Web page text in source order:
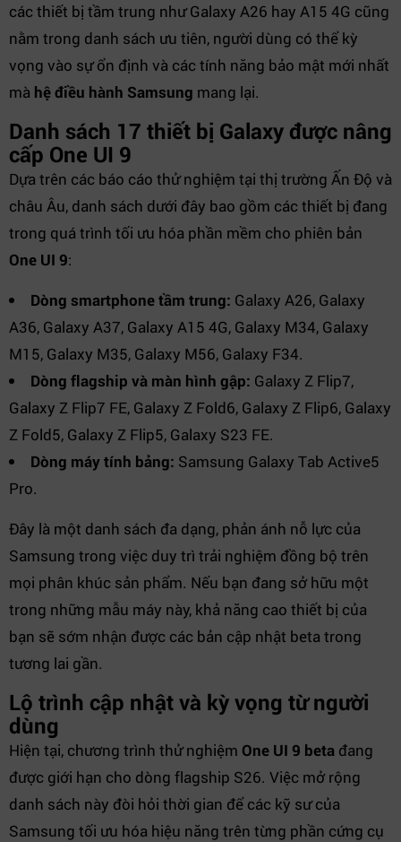
các thiết bị tầm trung như Galaxy A26 hay A15 4G cũng
nằm trong danh sách ưu tiên, người dùng có thể kỳ
vọng vào sự ổn định và các tính năng bảo mật mới nhất
mà hệ điều hành Samsung mang lại.
Danh sách 17 thiết bị Galaxy được nâng
cấp One UI 9
Dựa trên các báo cáo thử nghiệm tại thị trường Ấn Độ và
châu Âu, danh sách dưới đây bao gồm các thiết bị đang
trong quá trình tối ưu hóa phần mềm cho phiên bản
One UI 9:
Dòng smartphone tầm trung: Galaxy A26, Galaxy
A36, Galaxy A37, Galaxy A15 4G, Galaxy M34, Galaxy
M15, Galaxy M35, Galaxy M56, Galaxy F34.
Dòng flagship và màn hình gập: Galaxy Z Flip7,
Galaxy Z Flip7 FE, Galaxy Z Fold6, Galaxy Z Flip6, Galaxy
Z Fold5, Galaxy Z Flip5, Galaxy S23 FE.
Dòng máy tính bảng: Samsung Galaxy Tab Active5
Pro.
Đây là một danh sách đa dạng, phản ánh nỗ lực của
Samsung trong việc duy trì trải nghiệm đồng bộ trên
mọi phân khúc sản phẩm. Nếu bạn đang sở hữu một
trong những mẫu máy này, khả năng cao thiết bị của
bạn sẽ sớm nhận được các bản cập nhật beta trong
tương lai gần.
Lộ trình cập nhật và kỳ vọng từ người
dùng
Hiện tại, chương trình thử nghiệm One UI 9 beta đang
được giới hạn cho dòng flagship S26. Việc mở rộng
danh sách này đòi hỏi thời gian để các kỹ sư của
Samsung tối ưu hóa hiệu năng trên từng phần cứng cụ